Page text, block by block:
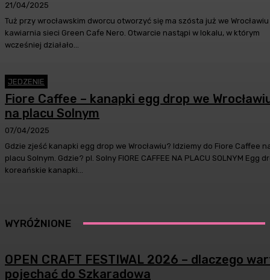
21/04/2025
Tuż przy wrocławskim dworcu otworzyć się ma szósta już we Wrocławiu
kawiarnia sieci Green Cafe Nero. Otwarcie nastąpi w lokalu, w którym
wcześniej działało...
JEDZENIE
Fiore Caffee – kanapki egg drop we
na placu Solnym
07/04/2025
Gdzie zjeść kanapki egg drop we Wrocławiu? Idziemy do Fiore Caffee
placu Solnym. Gdzie? pl. Solny FIORE CAFFEE NA PLACU SOLNYM Egg
koreańskie kanapki...
WYRÓŻNIONE
OPEN CRAFT FESTIWAL 2026 – dlaczego
pojechać do Szkaradowa